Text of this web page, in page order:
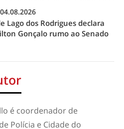
04.08.2026
Lago dos Rodrigues declara
Gonçalo rumo ao Senado
é coordenador de
Polícia e Cidade do